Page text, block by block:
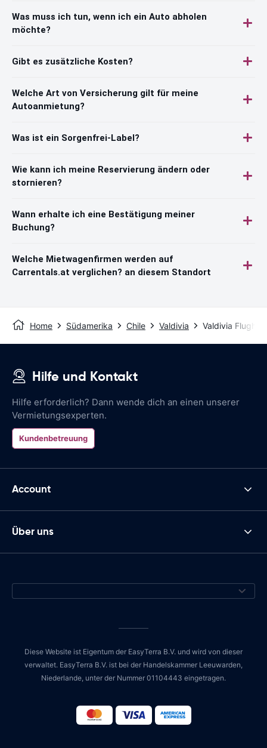
Was muss ich tun, wenn ich ein Auto abholen
möchte?
Gibt es zusätzliche Kosten?
Welche Art von Versicherung gilt für meine
Autoanmietung?
Was ist ein Sorgenfrei-Label?
Wie kann ich meine Reservierung ändern oder
stornieren?
Wann erhalte ich eine Bestätigung meiner
Buchung?
Welche Mietwagenfirmen werden auf
Carrentals.at verglichen? an diesem Standort
Home Südamerika Chile Valdivia Valdivia
Hilfe und Kontakt
Hilfe erforderlich? Dann wende dich an einen unserer
Vermietungsexperten.
Kundenbetreuung
Account
Über uns
Diese Website ist Eigentum der EasyTerra B.V. und wird von dieser
verwaltet. EasyTerra B.V. ist bei der Handelskammer Leeuwarden,
Niederlande, unter der Nummer 01104443 eingetragen.